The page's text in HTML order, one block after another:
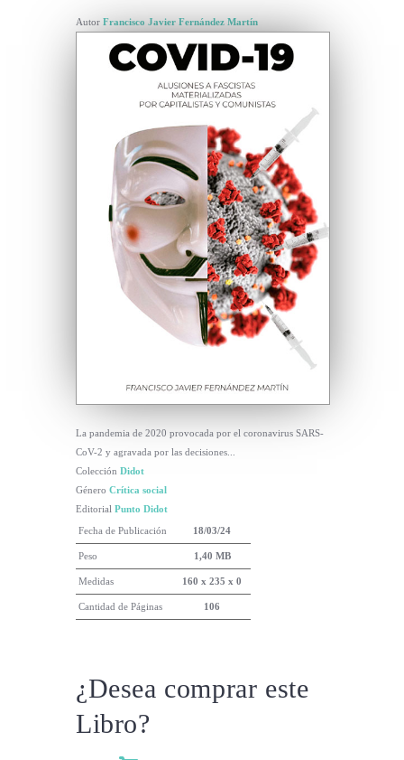
Autor Francisco Javier Fernández Martín
La pandemia de 2020 provocada por el coronavirus SARS-
CoV-2 y agravada por las decisiones...
Colección Didot
Género Crítica social
Editorial Punto Didot
Fecha de Publicación
18/03/24
Peso 1,40 MB
Medidas 160 x 235 x 0
Cantidad de Páginas 106
¿Desea comprar este
Libro?